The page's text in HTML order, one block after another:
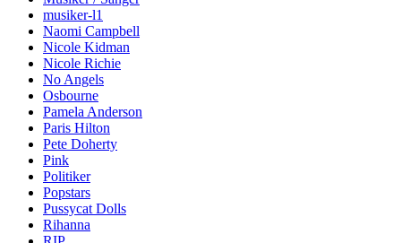
musiker-l1
Naomi Campbell
Nicole Kidman
Nicole Richie
No Angels
Osbourne
Pamela Anderson
Paris Hilton
Pete Doherty
Pink
Politiker
Popstars
Pussycat Dolls
Rihanna